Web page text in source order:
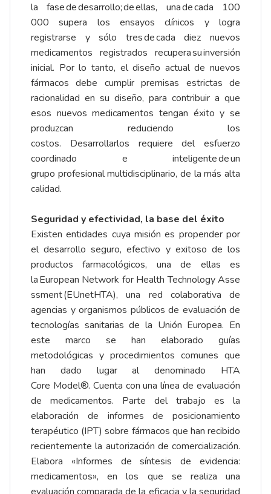
la fase de desarrollo; de ellas, una de cada 100
000 supera los ensayos clínicos y logra
registrarse y sólo tres de cada diez nuevos
medicamentos registrados recupera su inversión
inicial. Por lo tanto, el diseño actual de nuevos
fármacos debe cumplir premisas estrictas de
racionalidad en su diseño, para contribuir a que
esos nuevos medicamentos tengan éxito y se
produzcan reduciendo los
costos. Desarrollarlos requiere del esfuerzo
coordinado e inteligente de un
grupo profesional multidisciplinario, de la más alta
calidad.
Seguridad y efectividad, la base del éxito
Existen entidades cuya misión es propender por
el desarrollo seguro, efectivo y exitoso de los
productos farmacológicos, una de ellas es
la European Network for Health Technology Asse
ssment (EUnetHTA), una red colaborativa de
agencias y organismos públicos de evaluación de
tecnologías sanitarias de la Unión Europea. En
este marco se han elaborado guías
metodológicas y procedimientos comunes que
han dado lugar al denominado HTA
Core Model®. Cuenta con una línea de evaluación
de medicamentos. Parte del trabajo es la
elaboración de informes de posicionamiento
terapéutico (IPT) sobre fármacos que han recibido
recientemente la autorización de comercialización.
Elabora «Informes de síntesis de evidencia:
medicamentos», en los que se realiza una